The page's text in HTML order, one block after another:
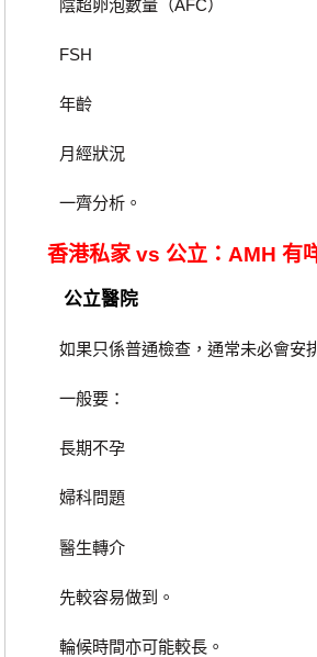
陰超卵泡數量（AFC）
FSH
年齡
月經狀況
一齊分析。
香港私家 vs 公立：AMH 有
公立醫院
如果只係普通檢查，通常未必會安
一般要：
長期不孕
婦科問題
醫生轉介
先較容易做到。
輪候時間亦可能較長。